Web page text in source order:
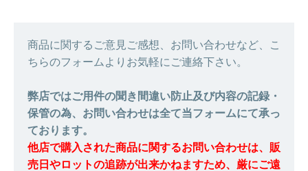
商品に関するご意見ご感想、お問い合わせなど、こ
ちらのフォームよりお気軽にご連絡下さい。
弊店ではご用件の聞き間違い防止及び内容の記録・
保管の為、お問い合わせは全て当フォームにて承っ
ております。
他店で購入された商品に関するお問い合わせは、販
売日やロットの追跡が出来かねますため、厳にご遠